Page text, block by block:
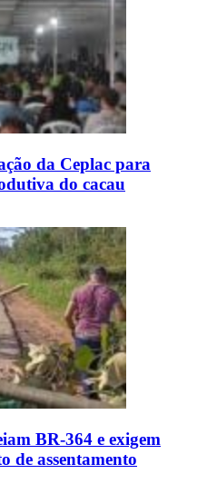
da Ceplac para
do cacau
BR-364 e exigem
de assentamento